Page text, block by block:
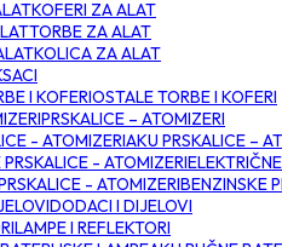
KOFERI ZA ALAT
TORBE ZA ALAT
KOLICA ZA ALAT
OSTALE TORBE I KOFERI
PRSKALICE – ATOMIZERI
AKU PRSKALICE –
BENZINSKE
DODACI I DIJELOVI
LAMPE I REFLEKTORI